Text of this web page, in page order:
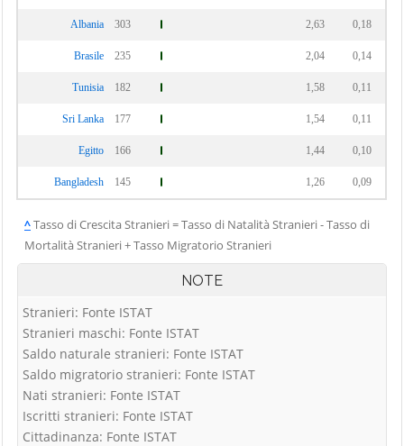
Albania 303 2,63 0,18
Brasile 235 2,04 0,14
Tunisia 182 1,58 0,11
Sri Lanka 177 1,54 0,11
Egitto 166 1,44 0,10
Bangladesh 145 1,26 0,09
^Tasso di Crescita Stranieri = Tasso di Natalità Stranieri - Tasso di
Mortalità Stranieri + Tasso Migratorio Stranieri
NOTE
Stranieri: Fonte ISTAT
Stranieri maschi: Fonte ISTAT
Saldo naturale stranieri: Fonte ISTAT
Saldo migratorio stranieri: Fonte ISTAT
Nati stranieri: Fonte ISTAT
Iscritti stranieri: Fonte ISTAT
Cittadinanza: Fonte ISTAT